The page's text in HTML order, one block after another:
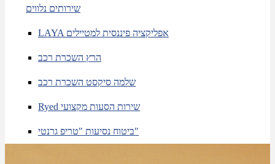
שירותים נלווים
LAYA אפליקציה פיננסית למטיילים
הרץ השכרת רכב
שלמה סיקסט השכרת רכב
Ryed שירות הסעות מקצועי
ביטוח נסיעות "טריפ גרנטי"